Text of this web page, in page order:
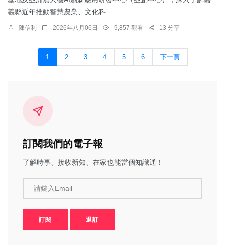
義縣近年推動智慧農業、文化科...
陳信利 2026年八月06日 9,857 觀看 13 分享
1 2 3 4 5 6 下一頁
訂閱我們的電子報
了解時事、接收新知、在家也能當個知識通！
請鍵入Email
訂閱 退訂